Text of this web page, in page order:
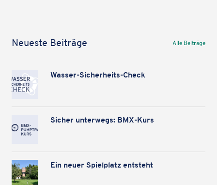
Neueste Beiträge Alle Beiträge
Wasser-Sicher­heits-Check
Sicher unter­wegs: BMX-Kurs
Ein neuer Spiel­platz entsteht
Karteninhalte zulassen
anzuzeigen. Genaue Infos finden Siein unserem Datenschutz